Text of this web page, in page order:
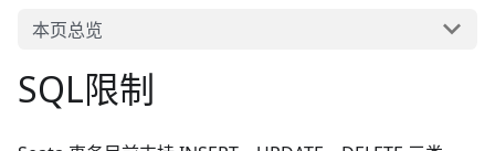
本页总览
SQL限制